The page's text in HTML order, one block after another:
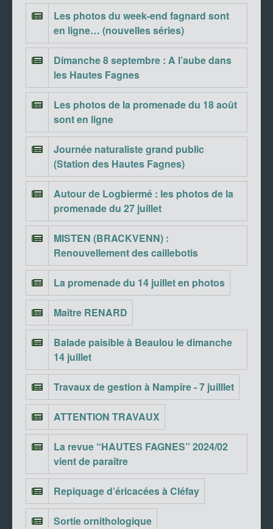
Les photos du week-end fagnard sont
en ligne… (nouvelles séries)
Dimanche 8 septembre : A l’aube dans
les Hautes Fagnes
Les photos de la promenade du 18 août
sont en ligne
Journée naturaliste grand public
(Station des Hautes Fagnes)
Autour de Logbiermé : les photos de la
promenade du 27 juillet
MISTEN (BRACKVENN) :
Renouvellement des caillebotis
La promenade du 14 juillet en photos
Maître RENARD
Balade paisible à Beaulou le dimanche
14 juillet
Travaux de gestion à Nampîre - 7 juilllet
ATTENTION TRAVAUX
La revue “HAUTES FAGNES” 2024/02
vient de paraître
Repiquage d’éricacées à Cléfay
Sortie ornithologique